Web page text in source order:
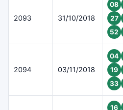
2093 31/10/2018
08
27
52
2094 03/11/2018
04
19
33
16